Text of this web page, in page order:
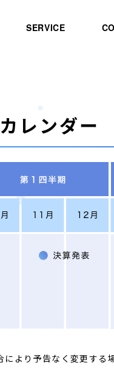
SERVICE
レンダー
により予告なく変更する